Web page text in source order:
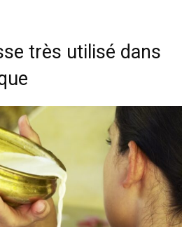
très utilisé dans